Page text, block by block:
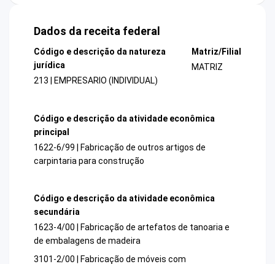
Dados da receita federal
Código e descrição da natureza
jurídica
213 | EMPRESARIO (INDIVIDUAL)
Matriz/Filial
MATRIZ
Código e descrição da atividade econômica
principal
1622-6/99 | Fabricação de outros artigos de
carpintaria para construção
Código e descrição da atividade econômica
secundária
1623-4/00 | Fabricação de artefatos de tanoaria e
de embalagens de madeira
3101-2/00 | Fabricação de móveis com